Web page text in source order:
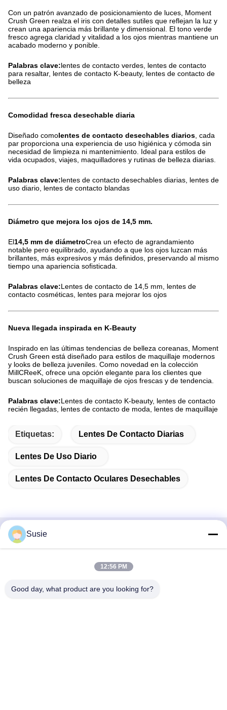
Con un patrón avanzado de posicionamiento de luces, Moment
Crush Green realza el iris con detalles sutiles que reflejan la luz y
crean una apariencia más brillante y dimensional. El tono verde
fresco agrega claridad y vitalidad a los ojos mientras mantiene un
acabado moderno y ponible.
Palabras clave:lentes de contacto verdes, lentes de contacto
para resaltar, lentes de contacto K-beauty, lentes de contacto de
belleza
Comodidad fresca desechable diaria
Diseñado comolentes de contacto desechables diarios , cada
par proporciona una experiencia de uso higiénica y cómoda sin
necesidad de limpieza ni mantenimiento. Ideal para estilos de
vida ocupados, viajes, maquilladores y rutinas de belleza diarias.
Palabras clave:lentes de contacto desechables diarias, lentes de
uso diario, lentes de contacto blandas
Diámetro que mejora los ojos de 14,5 mm.
El14,5 mm de diámetroCrea un efecto de agrandamiento
notable pero equilibrado, ayudando a que los ojos luzcan más
brillantes, más expresivos y más definidos, preservando al mismo
tiempo una apariencia sofisticada.
Palabras clave:Lentes de contacto de 14,5 mm, lentes de
contacto cosméticas, lentes para mejorar los ojos
Nueva llegada inspirada en K-Beauty
Inspirado en las últimas tendencias de belleza coreanas, Moment
Crush Green está diseñado para estilos de maquillaje modernos
y looks de belleza juveniles. Como novedad en la colección
MillCReeK, ofrece una opción elegante para los clientes que
buscan soluciones de maquillaje de ojos frescas y de tendencia.
Palabras clave:Lentes de contacto K-beauty, lentes de contacto
recién llegadas, lentes de contacto de moda, lentes de maquillaje
Etiquetas: Lentes De Contacto Diarias
Lentes De Uso Diario
Lentes De Contacto Oculares Desechables
Contacto rápido
1ra Carretera Zhongyi, Distrito de Yuhua, Changsha, Hunan,
Susie
12:56 PM
Good day, what product are you looking for?